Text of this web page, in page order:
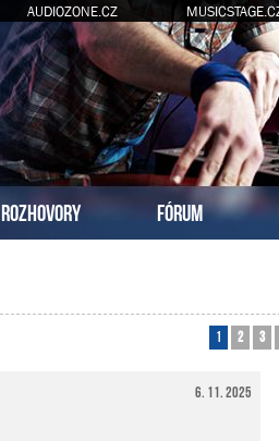
AUDIOZONE.CZ
ROZHOVORY FÓRUM
1 2 3
6. 11. 2025